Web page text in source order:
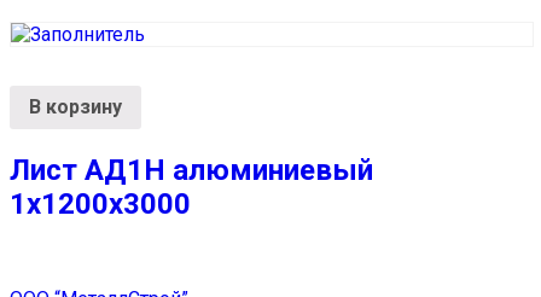
В корзину
Лист АД1Н алюминиевый
1х1200х3000